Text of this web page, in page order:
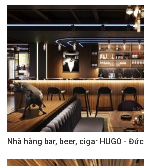
Nhà hàng bar, beer, cigar HUGO - Đức